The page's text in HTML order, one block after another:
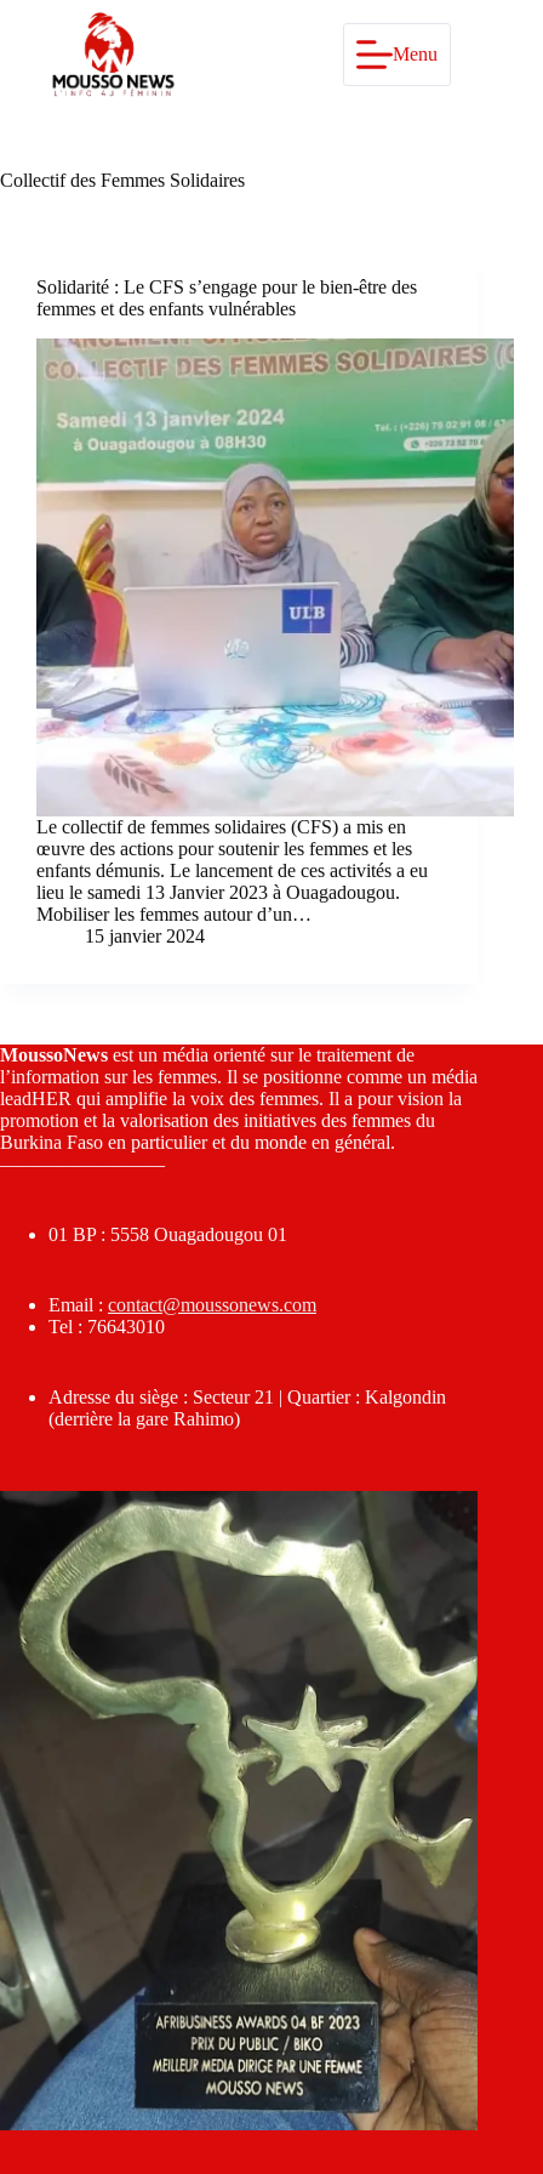
Menu
Collectif des Femmes Solidaires
Solidarité : Le CFS s’engage pour le bien-être des
femmes et des enfants vulnérables
Le collectif de femmes solidaires (CFS) a mis en
œuvre des actions pour soutenir les femmes et les
enfants démunis. Le lancement de ces activités a eu
lieu le samedi 13 Janvier 2023 à Ouagadougou.
Mobiliser les femmes autour d’un…
15 janvier 2024
MoussoNews est un média orienté sur le traitement de
l’information sur les femmes. Il se positionne comme un média
leadHER qui amplifie la voix des femmes. Il a pour vision la
promotion et la valorisation des initiatives des femmes du
Burkina Faso en particulier et du monde en général.
————————–
01 BP : 5558 Ouagadougou 01
Email : contact@moussonews.com
Tel : 76643010
Adresse du siège : Secteur 21 | Quartier : Kalgondin
(derrière la gare Rahimo)